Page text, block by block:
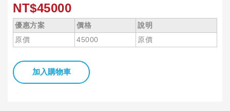
NT$45000
優惠方案 價格
說明
原價
45000 原價
加入購物車